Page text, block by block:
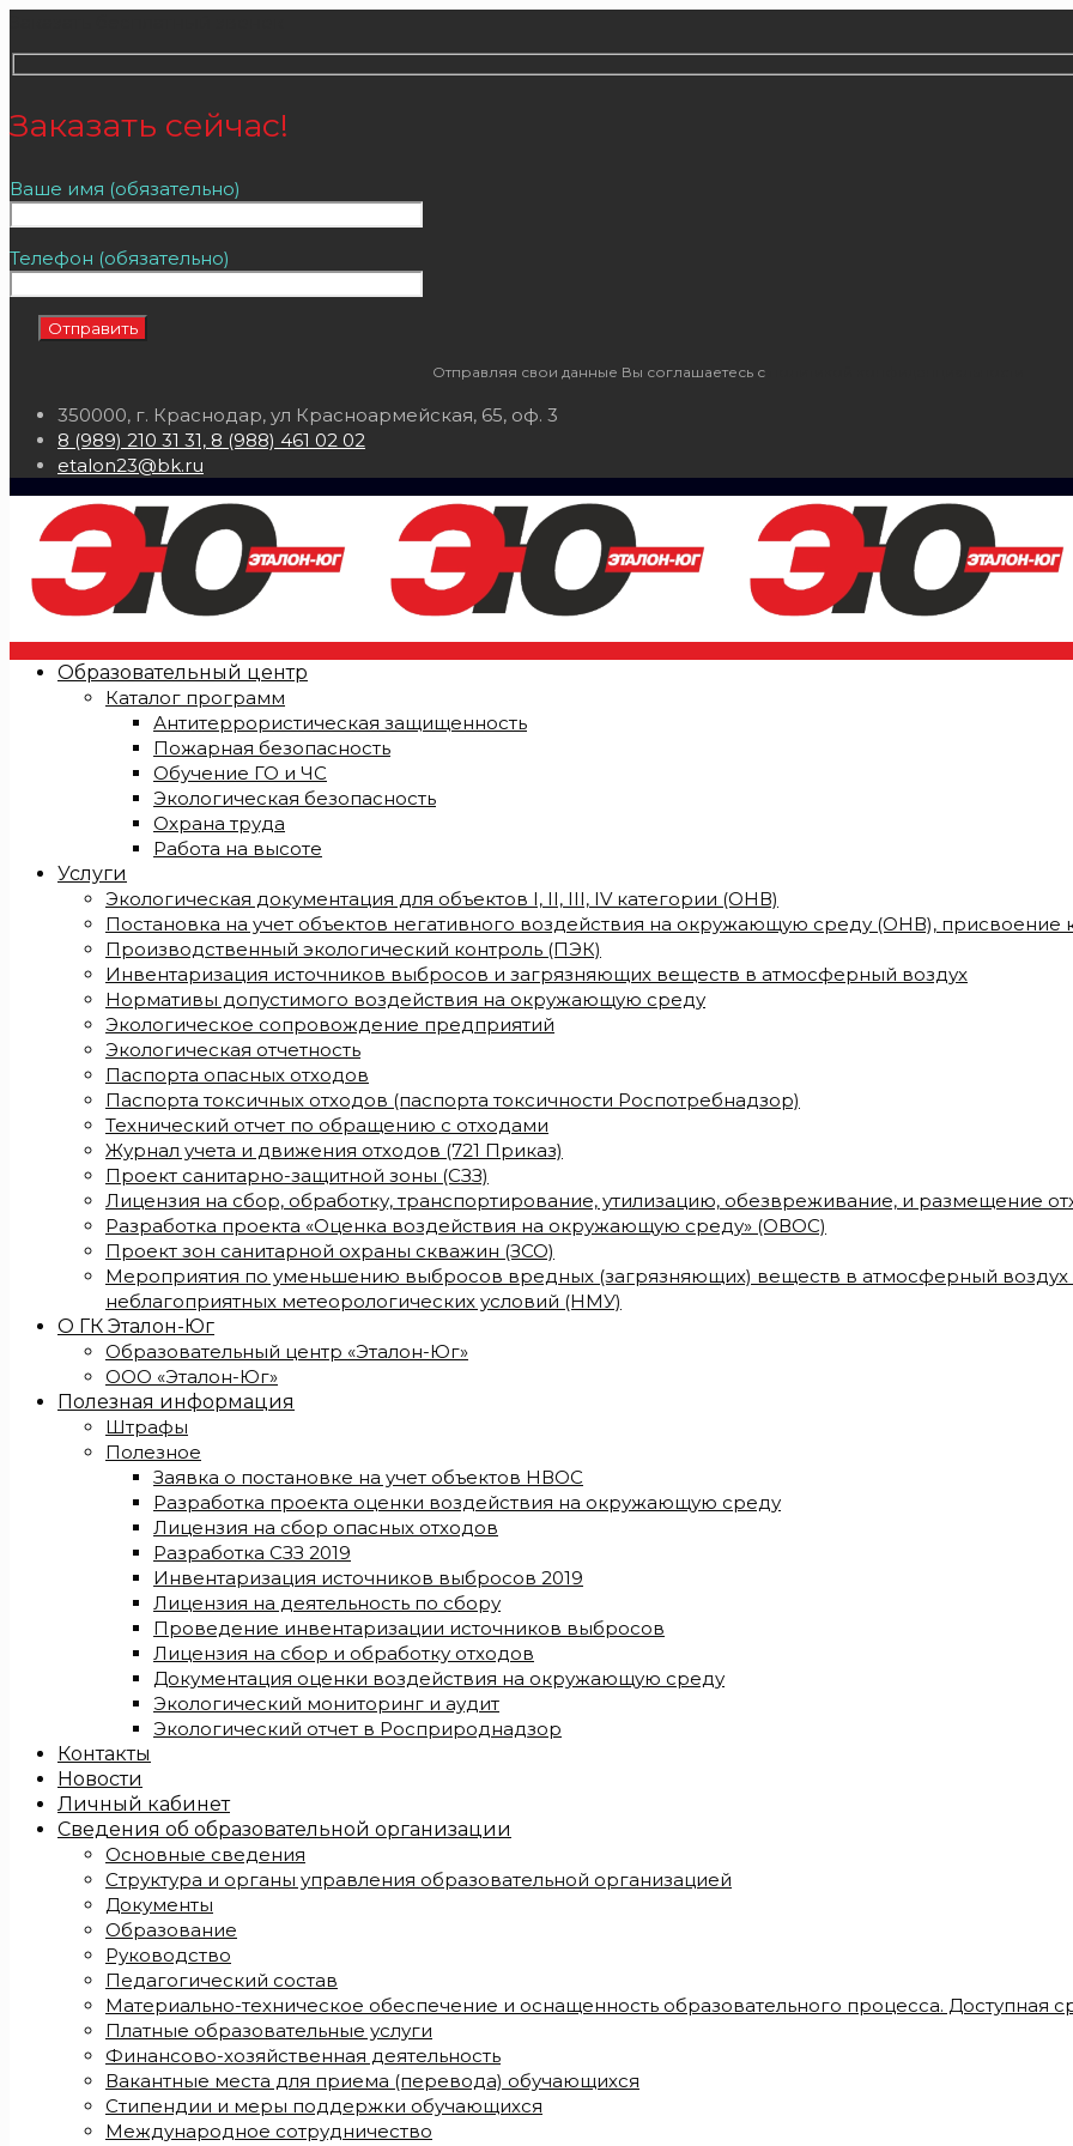
Заказать сейчас!
Ваше имя (обязательно)
Телефон (обязательно)
Отправляя свои данные Вы соглашаетесь с
350000, г. Краснодар, ул Красноармейская, 65, оф. 3
8 (989) 210 31 31, 8 (988) 461 02 02
etalon23@bk.ru
Образовательный центр
Каталог программ
Антитеррористическая защищенность
Пожарная безопасность
Обучение ГО и ЧС
Экологическая безопасность
Охрана труда
Работа на высоте
Услуги
Экологическая документация для объектов I, II, III, IV категории (ОНВ)
Постановка на учет объектов негативного воздействия на окружающую среду (ОНВ), присвоение
Производственный экологический контроль (ПЭК)
Инвентаризация источников выбросов и загрязняющих веществ в атмосферный воздух
Нормативы допустимого воздействия на окружающую среду
Экологическое сопровождение предприятий
Экологическая отчетность
Паспорта опасных отходов
Паспорта токсичных отходов (паспорта токсичности Роспотребнадзор)
Технический отчет по обращению с отходами
Журнал учета и движения отходов (721 Приказ)
Проект санитарно-защитной зоны (СЗЗ)
Лицензия на сбор, обработку, транспортирование, утилизацию, обезвреживание, и размещение
Разработка проекта «Оценка воздействия на окружающую среду» (ОВОС)
Проект зон санитарной охраны скважин (ЗСО)
Мероприятия по уменьшению выбросов вредных (загрязняющих) веществ в атмосферный
неблагоприятных метеорологических условий (НМУ)
О ГК Эталон-Юг
Образовательный центр «Эталон-Юг»
ООО «Эталон-Юг»
Полезная информация
Штрафы
Полезное
Заявка о постановке на учет объектов НВОС
Разработка проекта оценки воздействия на окружающую среду
Лицензия на сбор опасных отходов
Разработка СЗЗ 2019
Инвентаризация источников выбросов 2019
Лицензия на деятельность по сбору
Проведение инвентаризации источников выбросов
Лицензия на сбор и обработку отходов
Документация оценки воздействия на окружающую среду
Экологический мониторинг и аудит
Экологический отчет в Росприроднадзор
Контакты
Новости
Личный кабинет
Сведения об образовательной организации
Основные сведения
Структура и органы управления образовательной организацией
Документы
Образование
Руководство
Педагогический состав
Материально-техническое обеспечение и оснащенность образовательного процесса. Доступная
Платные образовательные услуги
Финансово-хозяйственная деятельность
Вакантные места для приема (перевода) обучающихся
Стипендии и меры поддержки обучающихся
Международное сотрудничество